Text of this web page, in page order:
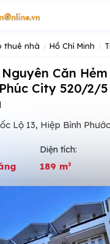
thuê nhà Hồ Chí Minh
City 520/2/5
Lộ 13, Hiệp Bình
Diện tích:
189 m²